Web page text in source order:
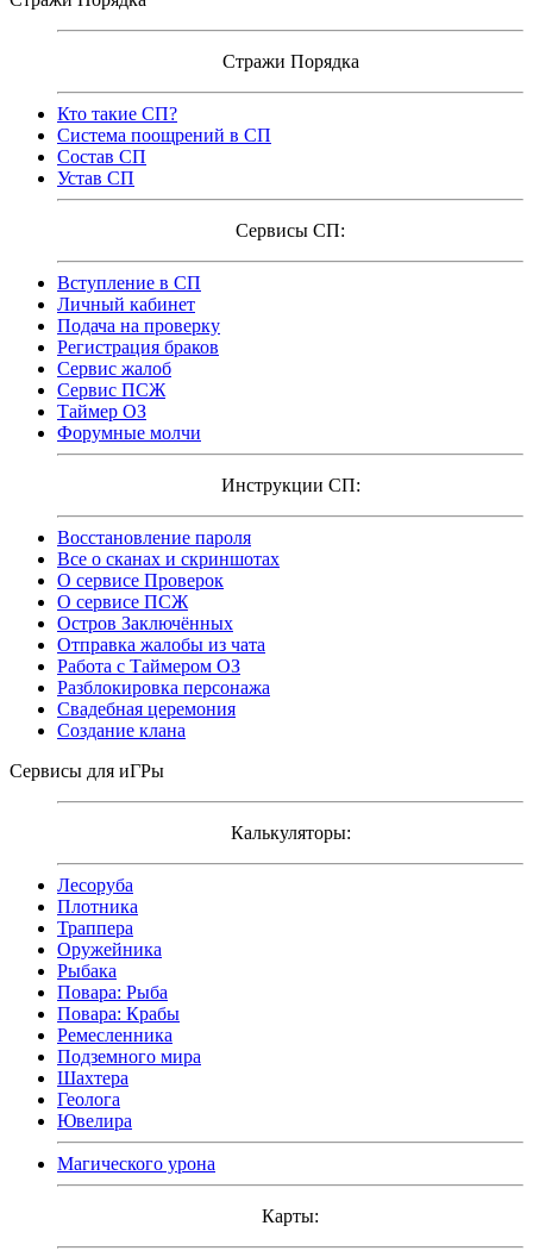
Стражи Порядка
Кто такие СП?
Система поощрений в СП
Состав СП
Устав СП
Сервисы СП:
Вступление в СП
Личный кабинет
Подача на проверку
Регистрация браков
Сервис жалоб
Сервис ПСЖ
Таймер ОЗ
Форумные молчи
Инструкции СП:
Восстановление пароля
Все о сканах и скриншотах
О сервисе Проверок
О сервисе ПСЖ
Остров Заключённых
Отправка жалобы из чата
Работа с Таймером ОЗ
Разблокировка персонажа
Свадебная церемония
Создание клана
Сервисы для иГРы
Калькуляторы:
Лесоруба
Плотника
Траппера
Оружейника
Рыбака
Повара: Рыба
Повара: Крабы
Ремесленника
Подземного мира
Шахтера
Геолога
Ювелира
Магического урона
Карты: